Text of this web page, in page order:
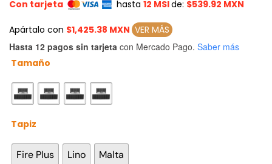
Con tarjeta hasta 12 MSIde: $539.92 MXN
Apártalo con $1,425.38 MXN VER MÁS
Hasta 12 pagos sin tarjeta con Mercado Pago. Saber más
Tamaño
Tapiz
Fire Plus Lino Malta